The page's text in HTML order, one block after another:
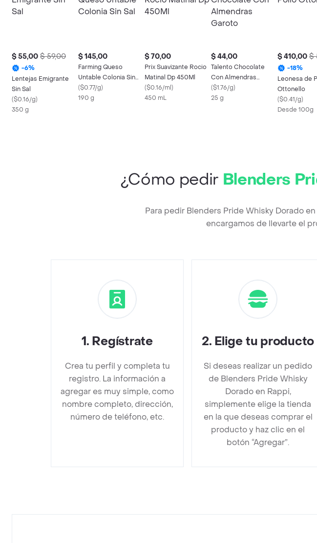
$ 55,00 $ 59,00
-6%
Lentejas Emigrante
Sin Sal
($0.16/g)
350 g
$ 145,00
Farming Queso
Untable Colonia Sin
Sal
($0.77/g)
190 g
$ 70,00
Prix Suavizante Rocio
Matinal Dp 450Ml
($0.16/ml)
450 mL
$ 44,00
Talento Chocolate
Con Almendras
Garoto
($1.76/g)
25 g
$ 410,00 $
-18%
Leonesa de
Ottonello
($0.41/g)
Desde 100g
¿Cómo pedir Blenders
Para pedir Blenders Pride Whisky Dorado
encargamos de llevarte el
1. Regístrate
Crea tu perfil y completa tu
registro. La información a
agregar es muy simple, como
nombre completo, dirección,
número de teléfono, etc.
2. Elige tu producto
Si deseas realizar un pedido
de Blenders Pride Whisky
Dorado en Rappi,
simplemente elige la tienda
en la que deseas comprar el
producto y haz clic en el
botón “Agregar”.